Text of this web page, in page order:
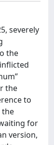
severely
the
the
to
the
for
version,